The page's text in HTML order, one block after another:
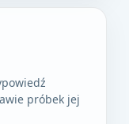
próbek jej